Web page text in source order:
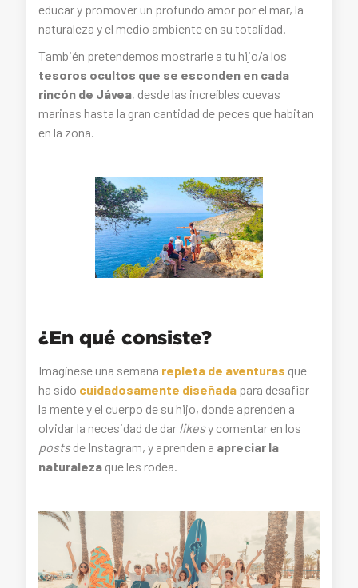
educar y promover un profundo amor por el mar, la
naturaleza y el medio ambiente en su totalidad.
También pretendemos mostrarle a tu hijo/a los
tesoros ocultos que se esconden en cada
rincón de Jávea, desde las increíbles cuevas
marinas hasta la gran cantidad de peces que habitan
en la zona.
¿En qué consiste?
Imagínese una semana repleta de aventuras que
ha sido cuidadosamente diseñada para desafiar
la mente y el cuerpo de su hijo, donde aprenden a
olvidar la necesidad de dar likesy comentar en los
postsde Instagram, y aprenden a apreciar la
naturaleza que les rodea.